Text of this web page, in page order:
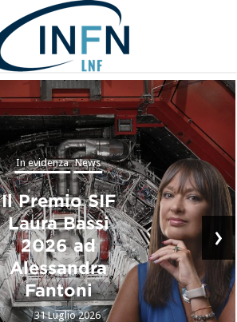
In evidenza News
Il Premio SIF
Laura Bassi
2026 ad
Alessandra
Fantoni
31 Luglio 2026
›